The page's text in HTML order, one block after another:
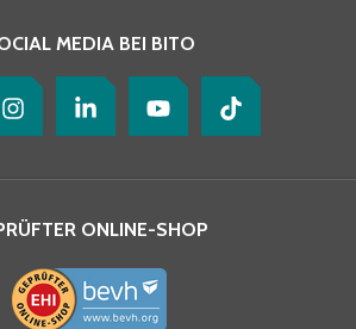
MEDIA BEI BITO
ONLINE-SHOP